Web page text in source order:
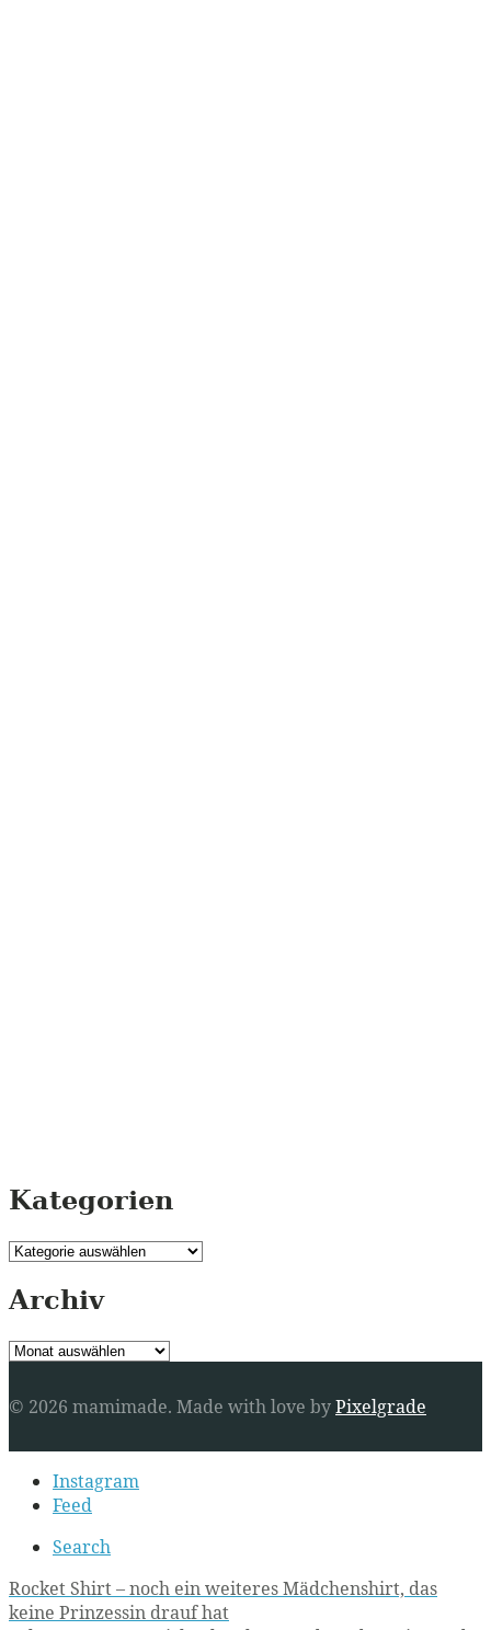
Kategorien
Kategorien
Archiv
Archiv
© 2026 mamimade. Made with love byPixelgrade
Secondary
navigationInstagram
Feed
Search
Post
navigation
Rocket Shirt – noch ein weiteres Mädchenshirt, das
keine Prinzessin drauf hat